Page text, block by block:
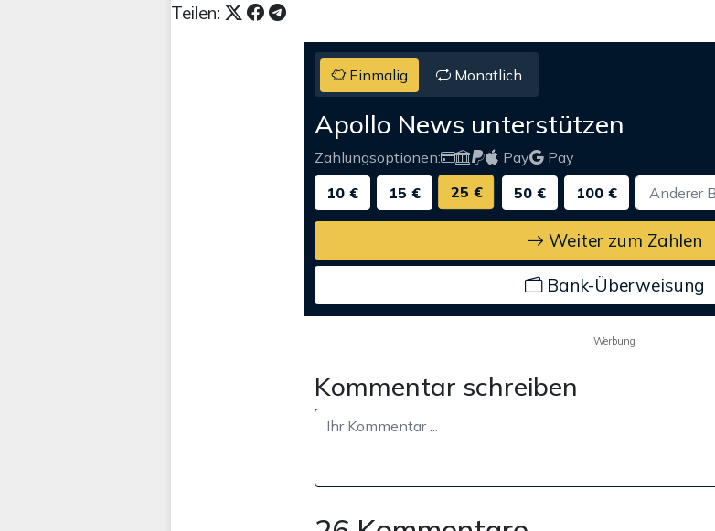
Teilen:
Einmalig Monatlich
Apollo News unterstützen
Zahlungsoptionen: Pay
Pay
10 €
15 € 25 € 50 € 100 €
Weiter zum Zahlen
Bank-Überweisung
Werbung
Kommentar schreiben